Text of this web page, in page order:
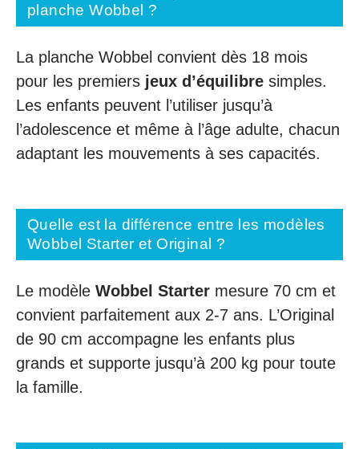
planche Wobbel ?
La planche Wobbel convient dès 18 mois
pour les premiers jeux d’équilibre simples.
Les enfants peuvent l’utiliser jusqu’à
l’adolescence et même à l’âge adulte, chacun
adaptant les mouvements à ses capacités.
Quelle est la différence entre les modèles
Wobbel Starter et Original ?
Le modèle Wobbel Starter mesure 70 cm et
convient parfaitement aux 2-7 ans. L’Original
de 90 cm accompagne les enfants plus
grands et supporte jusqu’à 200 kg pour toute
la famille.